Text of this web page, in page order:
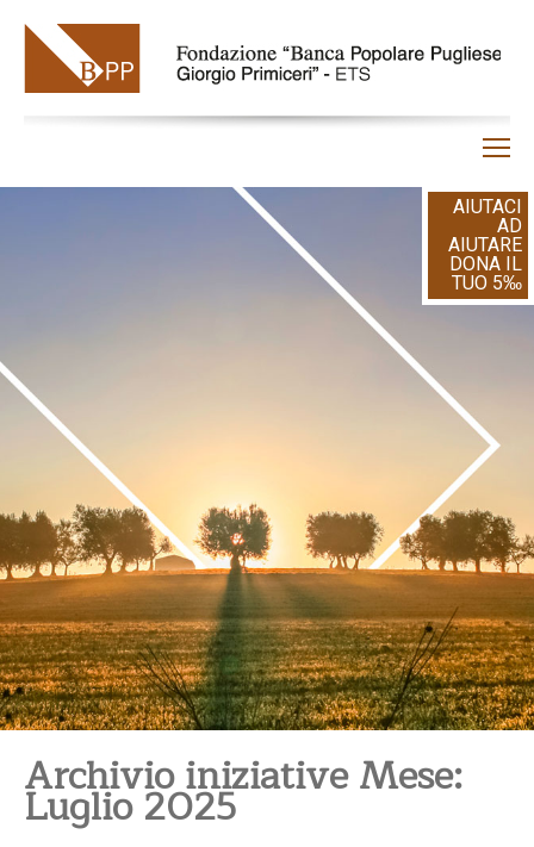
Fai una donazione
Proponi il tuo progetto
Contatti
AIUTACI
AD
AIUTARE
DONA IL
TUO 5‰
Archivio iniziative Mese:
Luglio 2025